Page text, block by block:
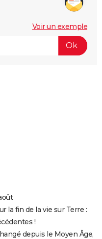
Voir un exemple
la fin de la vie sur Terre :
!
depuis le Moyen Âge,